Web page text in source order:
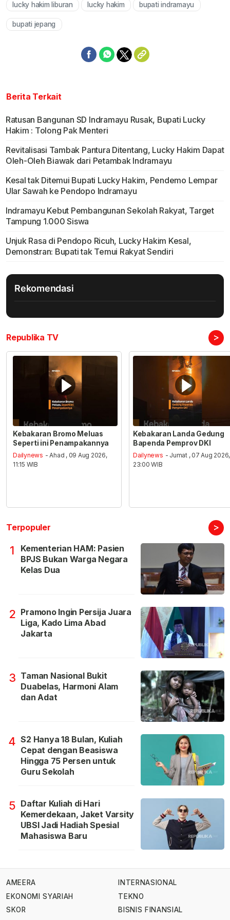
Mute
lucky hakim liburan lucky hakim bupati indramayu
bupati jepang
Berita Terkait
Ratusan Bangunan SD Indramayu Rusak, Bupati Lucky
Hakim : Tolong Pak Menteri
Revitalisasi Tambak Pantura Ditentang, Lucky Hakim Dapat
Oleh-Oleh Biawak dari Petambak Indramayu
Kesal tak Ditemui Bupati Lucky Hakim, Pendemo Lempar
Ular Sawah ke Pendopo Indramayu
Indramayu Kebut Pembangunan Sekolah Rakyat, Target
Tampung 1.000 Siswa
Unjuk Rasa di Pendopo Ricuh, Lucky Hakim Kesal,
Demonstran: Bupati tak Temui Rakyat Sendiri
Rekomendasi
Republika TV >
Kebakaran Bromo Meluas
Seperti ini Penampakannya
Dailynews - Ahad , 09 Aug 2026,
11:15 WIB
Kebakaran Landa Gedung
Bapenda Pemprov DKI
Dailynews - Jumat , 07 Aug 2026,
23:00 WIB
Terpopuler >
1
Kementerian HAM: Pasien
BPJS Bukan Warga Negara
Kelas Dua
2 Pramono Ingin Persija Juara
Liga, Kado Lima Abad
Jakarta
3 Taman Nasional Bukit
Duabelas, Harmoni Alam
dan Adat
4 S2 Hanya 18 Bulan, Kuliah
Cepat dengan Beasiswa
Hingga 75 Persen untuk
Guru Sekolah
5 Daftar Kuliah di Hari
Kemerdekaan, Jaket Varsity
UBSI Jadi Hadiah Spesial
Mahasiswa Baru
AMEERA
EKONOMI SYARIAH
SKOR
INTERNASIONAL
TEKNO
BISNIS FINANSIAL